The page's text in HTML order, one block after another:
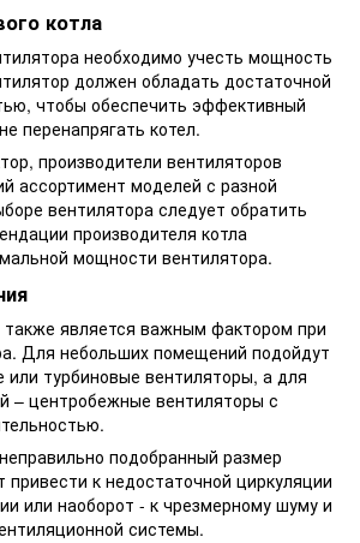
котла
необходимо учесть мощность
должен обладать достаточной
чтобы обеспечить эффективный
перенапрягать котел.
производители вентиляторов
ассортимент моделей с разной
вентилятора следует обратить
производителя котла
мощности вентилятора.
является важным фактором при
Для небольших помещений подойдут
или турбиновые вентиляторы, а для
– центробежные вентиляторы с
подобранный размер
к недостаточной циркуляции
или наоборот - к чрезмерному шуму и
системы.